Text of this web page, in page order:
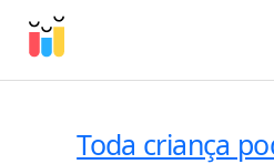
Toda criança